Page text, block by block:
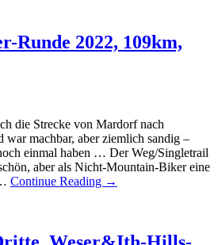
Runde 2022, 109km,
die Strecke von Mardorf nach
war machbar, aber ziemlich sandig –
einmal haben … Der Weg/Singletrail
aber als Nicht-Mountain-Biker eine
Continue Reading →